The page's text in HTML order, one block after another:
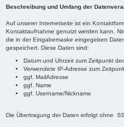
Beschreibung und Umfang der
Auf unserer Internetseite ist ein
Kontaktaufnahme genutzt werden kann.
die in der Eingabemaske eingegeben
gespeichert. Diese Daten sind:
Datum und Uhrzeit zum Zeitpunkt
Verwendete IP-Adresse zum
ggf. MailAdresse
ggf. Name
ggf. Username/Nickname
Die Übertragung der Daten erfolgt ohne